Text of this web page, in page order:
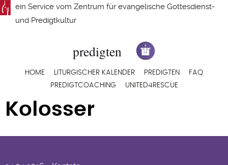
Direkt
zum
ein Service vom Zentrum für evangelische Gottesdienst-
und Predigtkultur
Hauptnavigation
HOME LITURGISCHER KALENDER PREDIGTEN
FAQ
PREDIGTCOACHING
UNITED4RESCUE
Kolosser
Anprobe - Predigt zu Kolosser